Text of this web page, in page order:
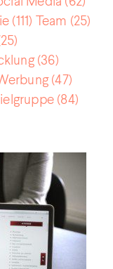
(111) Team (25)
(36)
(47)
(84)